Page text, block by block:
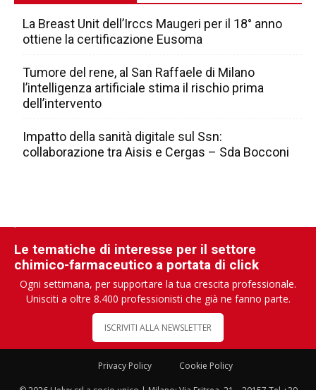
La Breast Unit dell’Irccs Maugeri per il 18° anno
ottiene la certificazione Eusoma
Tumore del rene, al San Raffaele di Milano
l’intelligenza artificiale stima il rischio prima
dell’intervento
Impatto della sanità digitale sul Ssn:
collaborazione tra Aisis e Cergas – Sda Bocconi
Le tematiche di interesse per il settore
chimico-farmaceutico a portata di click
Ogni settimana, per supportare la tua crescita professionale.
Unisciti a oltre 8.400 professionisti che già ne fanno parte.
ISCRIVITI ALLA NEWSLETTER
Privacy Policy Cookie Policy